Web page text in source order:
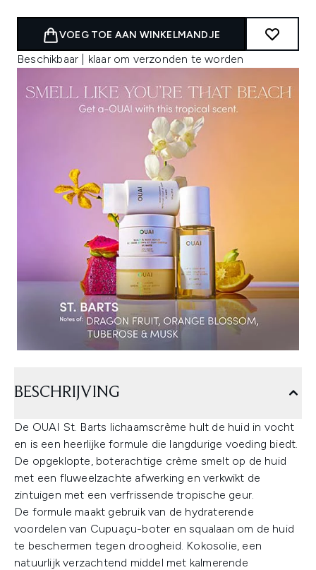
VOEG TOE AAN WINKELMANDJE
Beschikbaar | klaar om verzonden te worden
BESCHRIJVING
De OUAI St. Barts lichaamscrème hult de huid in vocht
en is een heerlijke formule die langdurige voeding biedt.
De opgeklopte, boterachtige crème smelt op de huid
met een fluweelzachte afwerking en verkwikt de
zintuigen met een verfrissende tropische geur.
De formule maakt gebruik van de hydraterende
voordelen van Cupuaçu-boter en squalaan om de huid
te beschermen tegen droogheid. Kokosolie, een
natuurlijk verzachtend middel met kalmerende